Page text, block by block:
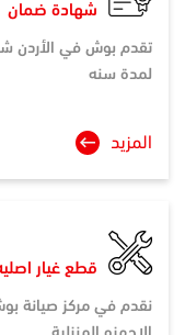
شهادة ضمان
تقدم بوش في الأردن
لمدة سنه
المزيد
قطع غيار
نقدم في مركز صيانة